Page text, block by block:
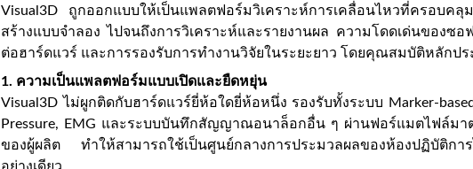
Visual3D ถูกออกแบบให้เป็นแพลตฟอร์มวิเคราะห์การเคลื่อนไหวที่ครอบ
สร้างแบบจำลอง ไปจนถึงการวิเคราะห์และรายงานผล ความโดดเด่นของซ
ต่อฮาร์ดแวร์ และการรองรับการทำงานวิจัยในระยะยาว โดยคุณสมบัติหลักปร
1. ความเป็นแพลตฟอร์มแบบเปิดและยืดหยุ่น
Visual3D ไม่ผูกติดกับฮาร์ดแวร์ยี่ห้อใดยี่ห้อหนึ่ง รองรับทั้งระบบ Marker-
Pressure, EMG และระบบบันทึกสัญญาณอนาล็อกอื่น ๆ ผ่านฟอร์แมตไฟล์มา
ของผู้ผลิต ทำให้สามารถใช้เป็นศูนย์กลางการประมวลผลของห้องปฏิบัติการ